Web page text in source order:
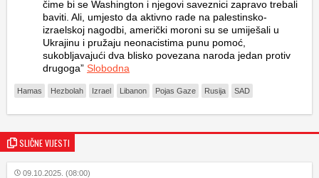
čime bi se Washington i njegovi saveznici zapravo trebali
baviti. Ali, umjesto da aktivno rade na palestinsko-
izraelskoj nagodbi, američki moroni su se umiješali u
Ukrajinu i pružaju neonacistima punu pomoć,
sukobljavajući dva blisko povezana naroda jedan protiv
drugoga” Slobodna
Hamas Hezbolah Izrael Libanon Pojas Gaze Rusija SAD
SLIČNE VIJESTI
09.10.2025. (08:00)